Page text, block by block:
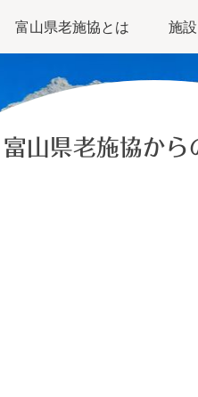
富山県老施協とは 施
富山県老施協から